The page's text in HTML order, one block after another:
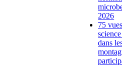
2026
75
dans